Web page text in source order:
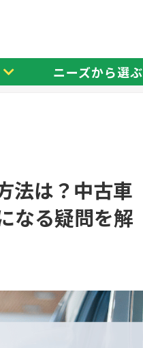
ニーズから選ぶ
法は？中古車
なる疑問を解